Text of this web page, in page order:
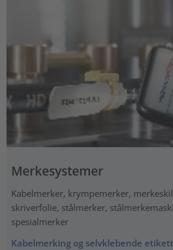
Merkesystemer
Kabelmerker, krympemerker,
skriverfolie, stålmerker,
spesialmerker
Kabelmerking og selvklebende